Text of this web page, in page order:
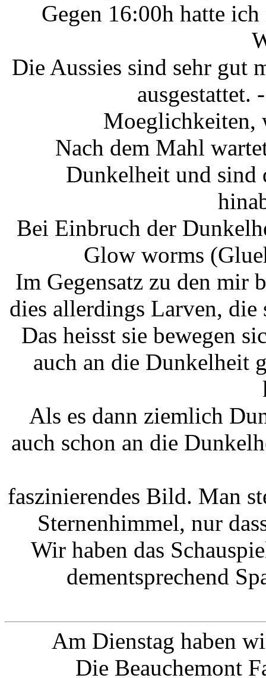
Gegen 16:00h hatte
Die Aussies sind sehr gut
ausgestattet.
Moeglichkeiten,
Nach dem Mahl
Dunkelheit und sind
Bei Einbruch der
Glow worms
Im Gegensatz zu den mir
dies allerdings Larven,
Das heisst sie bewegen
auch an die Dunkelheit
Als es dann ziemlich
auch schon an die
faszinierendes Bild. Man
Sternenhimmel, nur
Wir haben das
dementsprechend
Am Dienstag haben
Die Beauchemont